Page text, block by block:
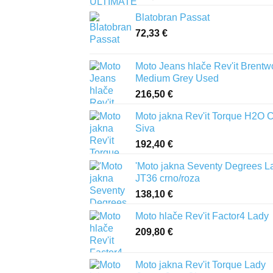
Blatobran Passat
72,33 €
Moto Jeans hlače Rev'it
Medium Grey Used
216,50 €
Moto jakna Rev'it Torque H2O
Siva
192,40 €
'Moto jakna Seventy Degrees
JT36 crno/roza
138,10 €
Moto hlače Rev'it Factor4 Lady
209,80 €
Moto jakna Rev'it Torque Lady